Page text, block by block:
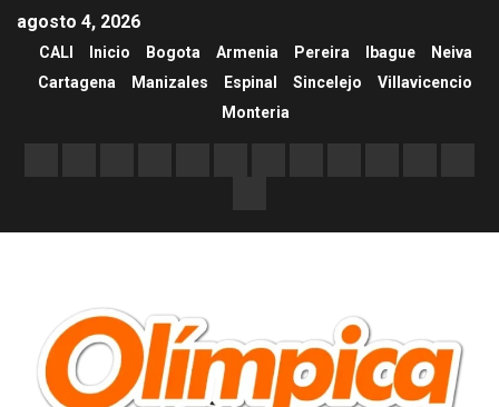
agosto 4, 2026
CALI Inicio Bogota Armenia Pereira Ibague
Neiva
Cartagena
Manizales Espinal Sincelejo
Villavicencio
Monteria